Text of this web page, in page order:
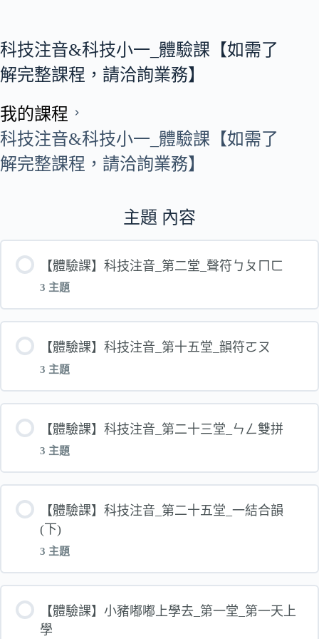
科技注音&科技小一_體驗課【如需了
解完整課程，請洽詢業務】
我的課程
科技注音&科技小一_體驗課【如需了
解完整課程，請洽詢業務】
主題 內容
【體驗課】科技注音_第二堂_聲符ㄅㄆㄇㄈ
3 主題
單元 內容
科技注音_第二堂_聲符ㄅㄆㄇㄈ_電子書_
科技注音__第二堂_聲符ㄅㄆㄇㄈ_影片_
科技注音_第二堂_聲符ㄅㄆㄇㄈ_互動檔olf_
【體驗課】科技注音_第十五堂_韻符ㄛㄡ
3 主題
單元 內容
【體驗】技注音_第十五堂_韻符ㄛㄡ_電子書
體驗課_科技注音_第十五堂_韻符ㄛㄡ_影片
【體驗課】科技注音_第二十三堂_ㄣㄥ雙拼
3 主題
單元 內容
體驗課_科技注音_第二十三堂_ㄣㄥ拼音_電子書
【體驗課】科技注音_第二十五堂_一結合韻
(下)
3 主題
單元 內容
【體驗課】小豬嘟嘟上學去_第一堂_第一天上
學